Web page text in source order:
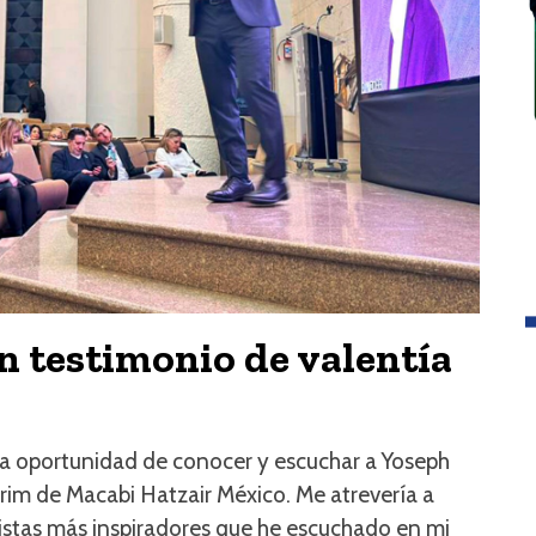
testimonio de valentía
oportunidad de conocer y escuchar a Yoseph
de Macabi Hatzair México. Me atrevería a
más inspiradores que he escuchado en mi